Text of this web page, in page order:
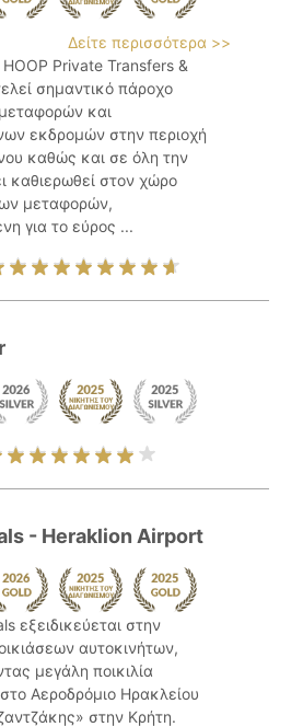
Δείτε περισσότερα >>
HOOP Private Transfers &
σημαντικό πάροχο
και
εκδρομών στην περιοχή
καθώς και σε όλη την
καθιερωθεί στον χώρο
μεταφορών,
για το εύρος ...
- Heraklion Airport
εξειδικεύεται στην
αυτοκινήτων,
μεγάλη ποικιλία
Αεροδρόμιο Ηρακλείου
στην Κρήτη.